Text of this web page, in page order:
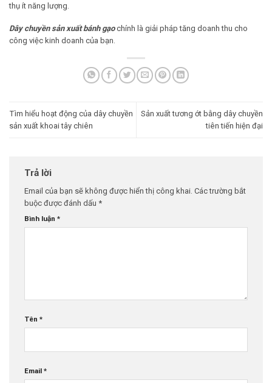
thụ ít năng lượng.
Dây chuyền sản xuất bánh gạochính là giải pháp tăng doanh thu cho
công việc kinh doanh của bạn.
Tìm hiểu hoạt động của dây chuyền
sản xuất khoai tây chiên
Sản xuất tương ớt bằng dây chuyền
tiên tiến hiện đại
Trả lời
Email của bạn sẽ không được hiển thị công khai. Các trường bắt
buộc được đánh dấu *
Bình luận *
Tên *
Email *